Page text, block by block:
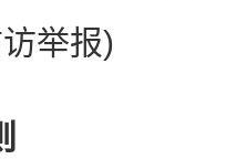
举报)